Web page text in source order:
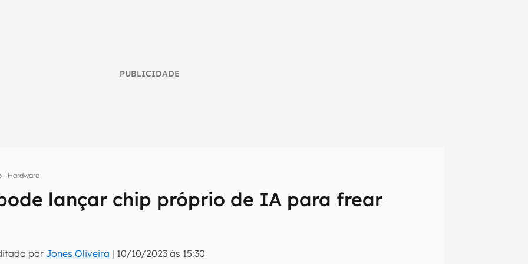
PUBLICIDADE
Hardware
lançar chip próprio de IA para frear
por Jones Oliveira | 10/10/2023 às 15:30
inteligente do mundo tech!
do Canaltech e receba notícias e reviews sobre tecnologia em primeira